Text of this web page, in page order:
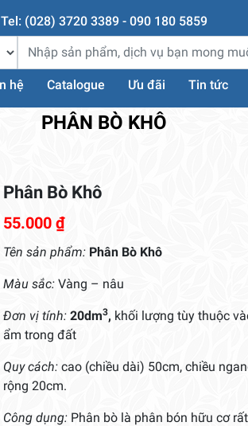
Tel: (028) 3720 3389 - 090 180 5859
hệ Catalogue Ưu đãi Tin tức
PHÂN BÒ KHÔ
Phân Bò Khô
55.000 ₫
Tên sản phẩm: Phân Bò Khô
Màu sắc:Vàng – nâu
Đơn vị tính: 20dm3, khối lượng tùy thuộc
ẩm trong đất
Quy cách:cao (chiều dài) 50cm, chiều
rộng 20cm.
Công dụng:Phân bò là phân bón hữu cơ